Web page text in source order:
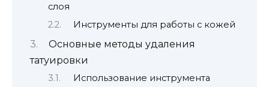
слоя
Инструменты для работы с кожей
Основные методы удаления
татуировки
Использование инструмента